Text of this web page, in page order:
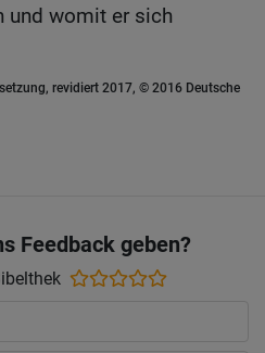
und womit er sich
revidiert 2017, © 2016 Deutsche
Feedback geben?